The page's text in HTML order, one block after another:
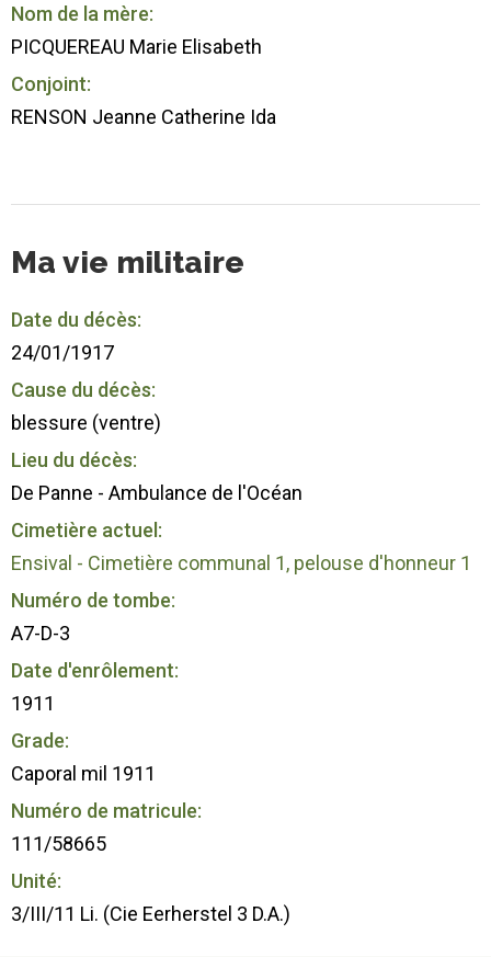
Nom de la mère:
PICQUEREAU Marie Elisabeth
Conjoint:
RENSON Jeanne Catherine Ida
Ma vie militaire
Date du décès:
24/01/1917
Cause du décès:
blessure (ventre)
Lieu du décès:
De Panne - Ambulance de l'Océan
Cimetière actuel:
Ensival - Cimetière communal 1, pelouse d'honneur 1
Numéro de tombe:
A7-D-3
Date d'enrôlement:
1911
Grade:
Caporal mil 1911
Numéro de matricule:
111/58665
Unité:
3/III/11 Li. (Cie Eerherstel 3 D.A.)